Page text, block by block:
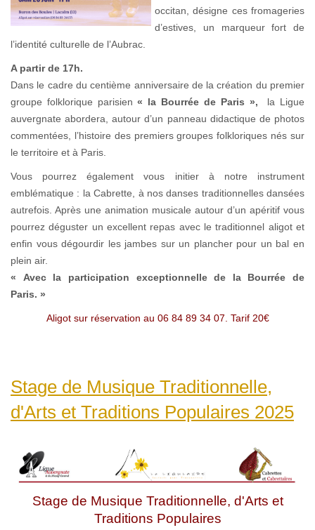
occitan, désigne ces fromageries
d’estives, un marqueur fort de
l’identité culturelle de l’Aubrac.
A partir de 17h.
Dans le cadre du centième anniversaire de la création du premier
groupe folklorique parisien« la Bourrée de Paris »,
la Ligue
auvergnate abordera, autour d’un panneau didactique de photos
commentées, l’histoire des premiers groupes folkloriques nés sur
le territoire et à Paris.
Vous pourrez également vous initier à notre instrument
emblématique : la Cabrette, à nos danses traditionnelles dansées
autrefois. Après une animation musicale autour d’un apéritif vous
pourrez déguster un excellent repas avec le traditionnel aligot et
enfin vous dégourdir les jambes sur un plancher pour un bal en
plein air.
« Avec la participation exceptionnelle de la Bourrée de
Paris. »
Aligot sur réservation au 06 84 89 34 07. Tarif 20€
Stage de Musique Traditionnelle,
d'Arts et Traditions Populaires 2025
Stage de Musique Traditionnelle, d'Arts et
Traditions Populaires